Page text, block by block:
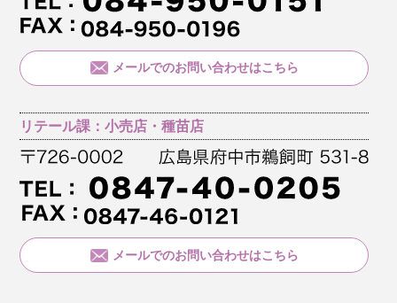
メールでのお問い合わせはこちら
リテール課：小売店・種苗店
メールでのお問い合わせはこちら